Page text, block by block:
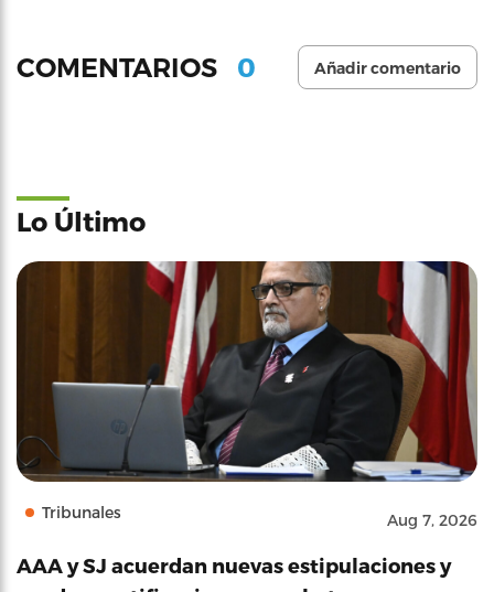
COMENTARIOS 0 Añadir comentario
Lo Último
Tribunales Aug 7, 2026
AAA y SJ acuerdan nuevas estipulaciones y